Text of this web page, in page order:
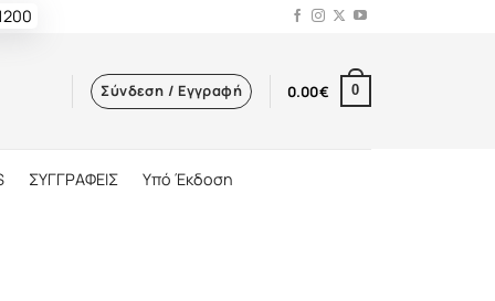
Σύνδεση / Εγγραφή 0.00€ 0
ΣΥΓΓΡΑΦΕΙΣ Υπό Έκδοση